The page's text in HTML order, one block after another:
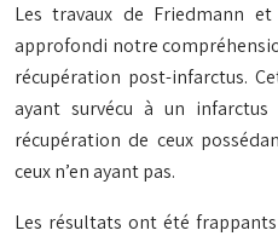
Les travaux de Friedmann
approfondi notre
récupération post-infarctus.
ayant survécu à un
récupération de ceux
ceux n’en ayant pas.
Les résultats ont été